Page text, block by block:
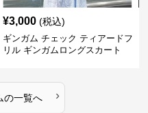
¥3,000 (税込)
ギンガム チェック ティアードフ
リル ギンガムロングスカート
の一覧へ ›